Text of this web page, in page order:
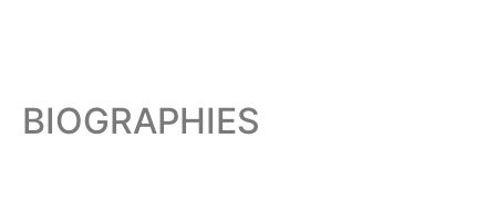
BIOGRAPHIES